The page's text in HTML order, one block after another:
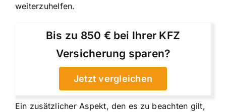
weiterzuhelfen.
Bis zu 850 € bei Ihrer KFZ
Versicherung sparen?
Jetzt vergleichen
Ein zusätzlicher Aspekt, den es zu beachten gilt,